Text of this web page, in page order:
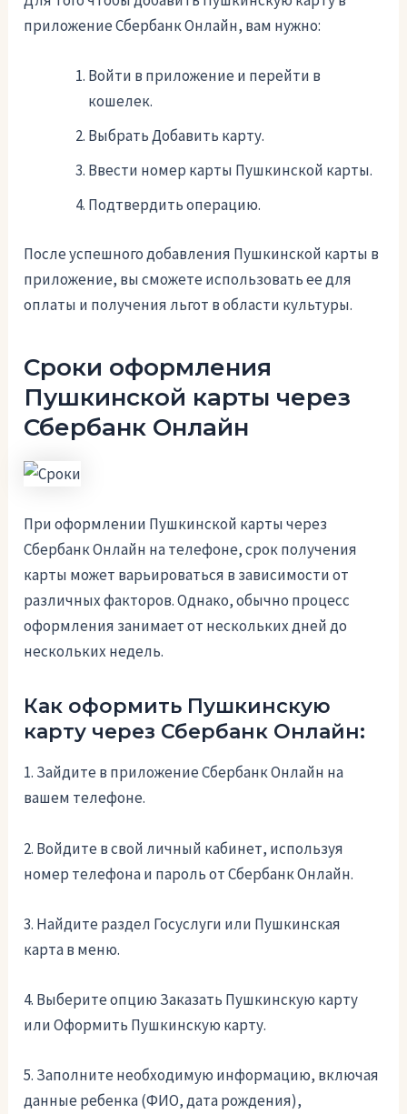
приложение Сбербанк Онлайн, вам нужно:
Войти в приложение и перейти в
кошелек.
Выбрать Добавить карту.
Ввести номер карты Пушкинской карты.
Подтвердить операцию.
После успешного добавления Пушкинской карты в
приложение, вы сможете использовать ее для
оплаты и получения льгот в области культуры.
Сроки оформления
Пушкинской карты через
Сбербанк Онлайн
При оформлении Пушкинской карты через
Сбербанк Онлайн на телефоне, срок получения
карты может варьироваться в зависимости от
различных факторов. Однако, обычно процесс
оформления занимает от нескольких дней до
нескольких недель.
Как оформить Пушкинскую
карту через Сбербанк Онлайн:
1. Зайдите в приложение Сбербанк Онлайн на
вашем телефоне.
2. Войдите в свой личный кабинет, используя
номер телефона и пароль от Сбербанк Онлайн.
3. Найдите раздел Госуслуги или Пушкинская
карта в меню.
4. Выберите опцию Заказать Пушкинскую карту
или Оформить Пушкинскую карту.
5. Заполните необходимую информацию, включая
данные ребенка (ФИО, дата рождения),